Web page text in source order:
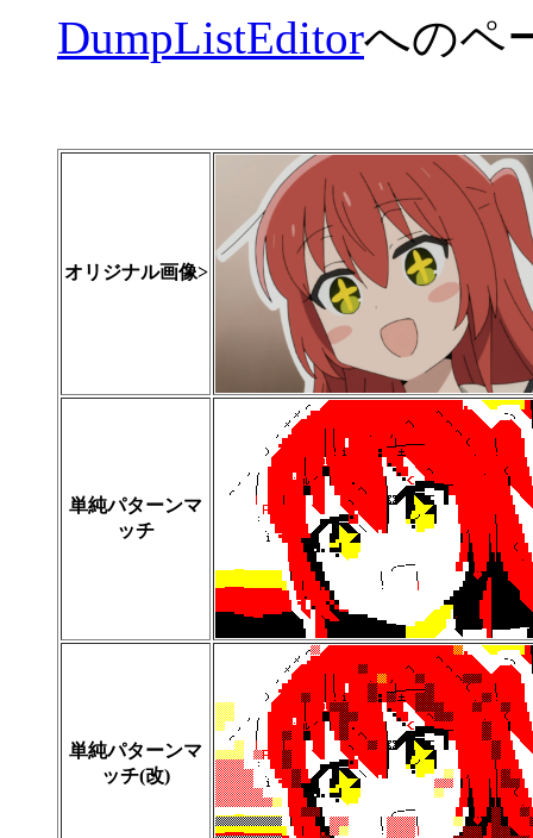
DumpListEditorへのペ
オリジナル画像>
単純パターンマ
ッチ
単純パターンマ
ッチ(改)